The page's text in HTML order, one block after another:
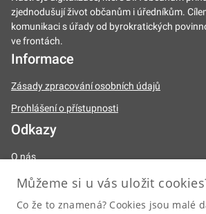
zjednodušují život občanům i úředníkům.
komunikaci s úřady od byrokratických
ve frontách.
Informace
Zásady zpracování osobních údajů
Prohlášení o přístupnosti
Odkazy
O nás
Naše činnosti
Legislativa
Můžeme si u vás uložit
Co že to znamená? Cookies jsou malé